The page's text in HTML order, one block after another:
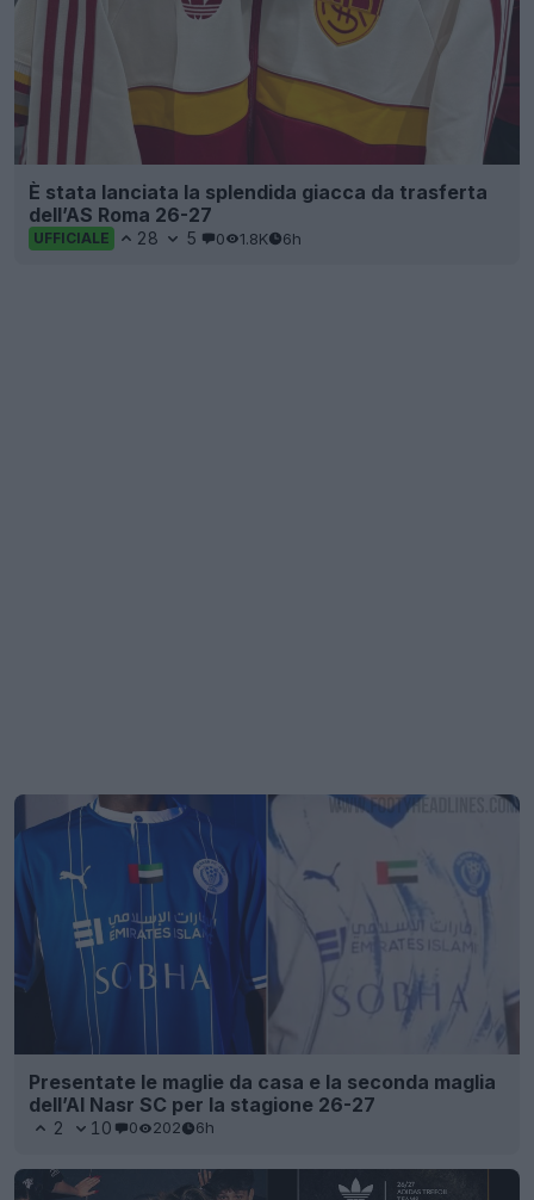
È stata lanciata la splendida giacca da trasferta
dell’AS Roma 26-27
UFFICIALE 28 5 0 1.8K 6h
Presentate le maglie da casa e la seconda maglia
dell’Al Nasr SC per la stagione 26-27
2 10 0 202 6h